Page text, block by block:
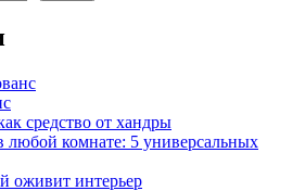
средство от хандры
любой комнате: 5 универсальных
оживит интерьер